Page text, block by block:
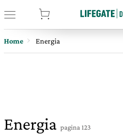
Home Energia
Energia pagina 123